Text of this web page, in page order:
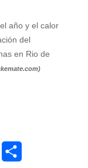
año y el calor
del
en Rio de